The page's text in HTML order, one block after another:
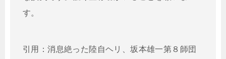
す。
引用：消息絶った陸自ヘリ、坂本雄一第８師団